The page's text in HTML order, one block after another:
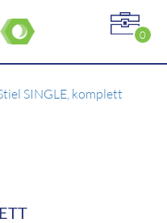
0
SINGLE, komplett